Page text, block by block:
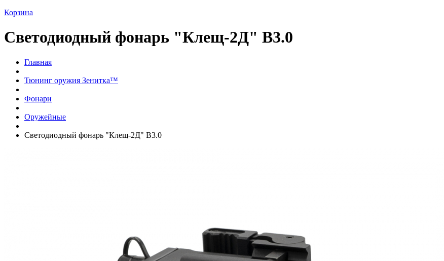
Корзина
Светодиодный фонарь "Клещ-2Д" В3.0
Главная
Тюнинг оружия Зенитка™
Фонари
Оружейные
Светодиодный фонарь "Клещ-2Д" В3.0